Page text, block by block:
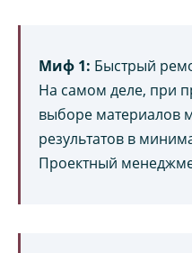
Миф 1: Быстрый
На самом деле, при
выборе материалов
результатов в
Проектный